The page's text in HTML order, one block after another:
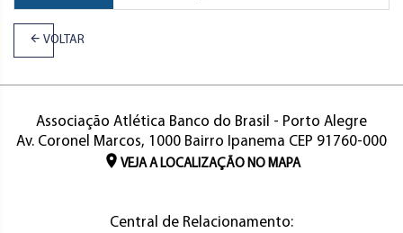
VOLTAR
Associação Atlética Banco do Brasil - Porto Alegre
Av. Coronel Marcos, 1000 Bairro Ipanema CEP 91760-000
VEJA A LOCALIZAÇÃO NO MAPA
Central de Relacionamento: